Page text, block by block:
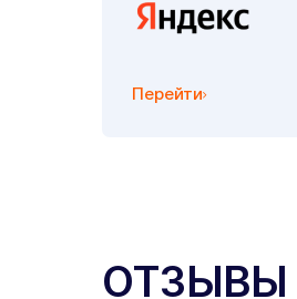
Перейти
ОТЗЫВЫ